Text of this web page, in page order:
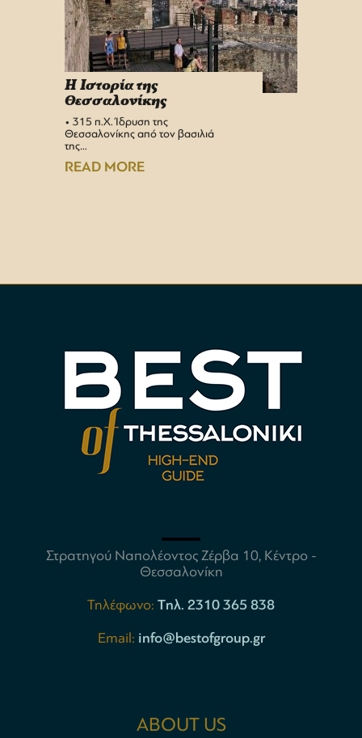
H Iστορία της
Θεσσαλονίκης
• 315 π.Χ. Ίδρυση της
Θεσσαλονίκης από τον βασιλιά
της…
READ MORE
Στρατηγού Ναπολέοντος Ζέρβα 10, Κέντρο -
Θεσσαλονίκη
Τηλέφωνο: Tηλ. 2310 365 838
Email: info@bestofgroup.gr
ABOUT US